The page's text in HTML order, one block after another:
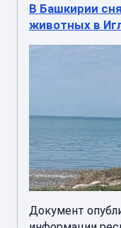
В Башкирии
животных в
Документ